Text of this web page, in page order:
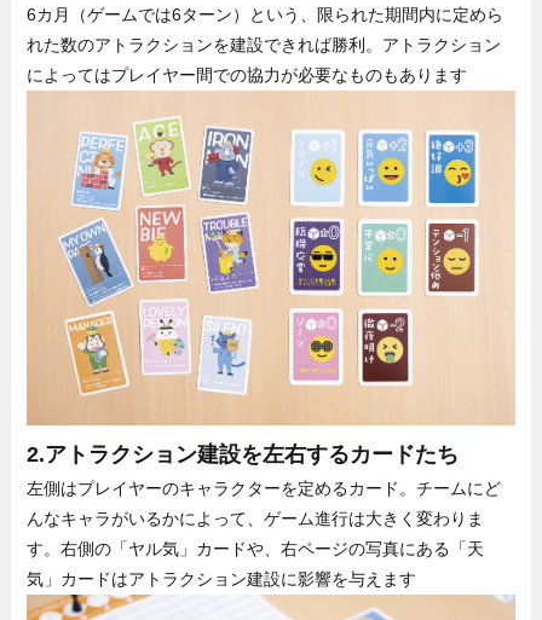
6カ月（ゲームでは6ターン）という、限られた期間内に定めら
れた数のアトラクションを建設できれば勝利。アトラクション
によってはプレイヤー間での協力が必要なものもあります
2.アトラクション建設を左右するカードたち
左側はプレイヤーのキャラクターを定めるカード。チームにど
んなキャラがいるかによって、ゲーム進行は大きく変わりま
す。右側の「ヤル気」カードや、右ページの写真にある「天
気」カードはアトラクション建設に影響を与えます